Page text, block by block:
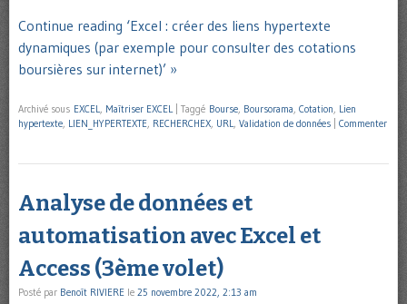
Continue reading ‘Excel : créer des liens hypertexte
dynamiques (par exemple pour consulter des cotations
boursières sur internet)’ »
Archivé sous EXCEL, Maîtriser EXCEL Taggé Bourse, Boursorama, Cotation, Lien
hypertexte, LIEN_HYPERTEXTE, RECHERCHEX, URL, Validation de données Commenter
Analyse de données et
automatisation avec Excel et
Access (3ème volet)
Posté par Benoît RIVIERE le 25 novembre 2022, 2:13 am